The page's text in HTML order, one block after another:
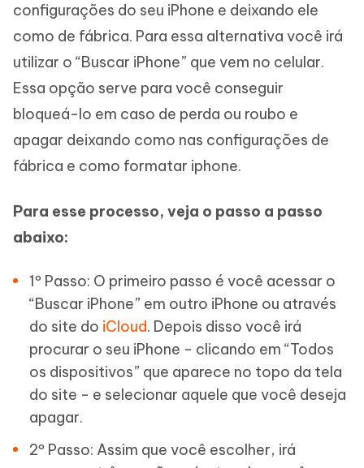
configurações do seu iPhone e deixando ele
como de fábrica. Para essa alternativa você irá
utilizar o “Buscar iPhone” que vem no celular.
Essa opção serve para você conseguir
bloqueá-lo em caso de perda ou roubo e
apagar deixando como nas configurações de
fábrica e como formatar iphone.
Para esse processo, veja o passo a passo
abaixo:
1º Passo: O primeiro passo é você acessar o
“Buscar iPhone” em outro iPhone ou através
do site do iCloud. Depois disso você irá
procurar o seu iPhone - clicando em “Todos
os dispositivos” que aparece no topo da tela
do site - e selecionar aquele que você deseja
apagar.
2º Passo: Assim que você escolher, irá